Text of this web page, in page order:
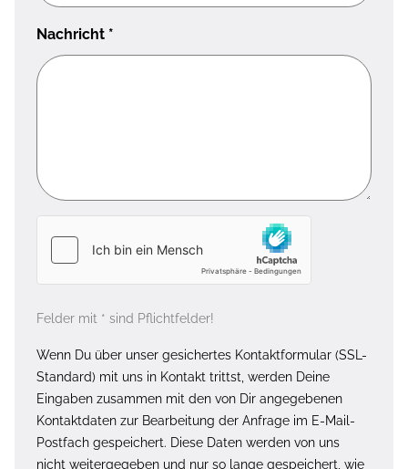
Nachricht *
Felder mit * sind Pflichtfelder!
Wenn Du über unser gesichertes Kontaktformular (SSL-
Standard) mit uns in Kontakt trittst, werden Deine
Eingaben zusammen mit den von Dir angegebenen
Kontaktdaten zur Bearbeitung der Anfrage im E-Mail-
Postfach gespeichert. Diese Daten werden von uns
nicht weitergegeben und nur so lange gespeichert, wie